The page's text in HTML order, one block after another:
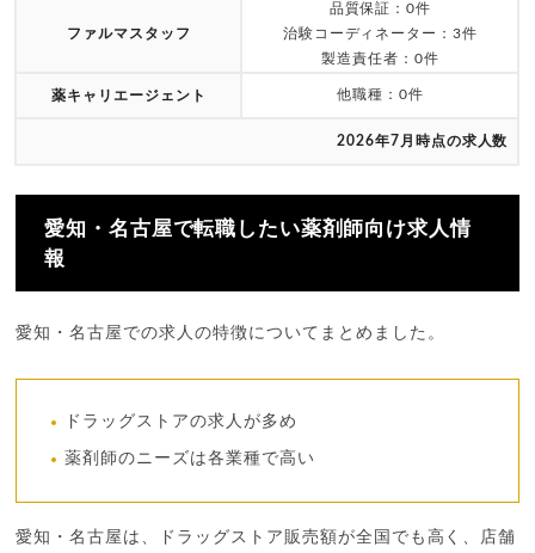
ファルマスタッフ
品質保証：0件
治験コーディネーター：3件
製造責任者：0件
薬キャリエージェント 他職種：0件
2026年7月時点の求人数
愛知・名古屋で転職したい薬剤師向け求人情
報
愛知・名古屋での求人の特徴についてまとめました。
ドラッグストアの求人が多め
薬剤師のニーズは各業種で高い
愛知・名古屋は、ドラッグストア販売額が全国でも高く、店舗